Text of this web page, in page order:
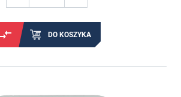
DO KOSZYKA